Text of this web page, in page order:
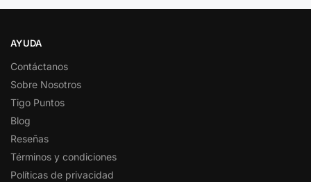
AYUDA
Contáctanos
Sobre Nosotros
Tigo Puntos
Blog
Reseñas
Términos y condiciones
Políticas de privacidad